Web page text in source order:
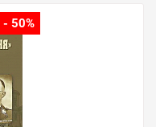
- 50%